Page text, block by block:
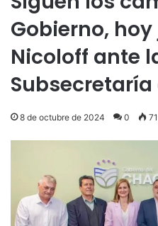
Gobierno,
Nicoloff ante
8 de octubre de 2024 0 71